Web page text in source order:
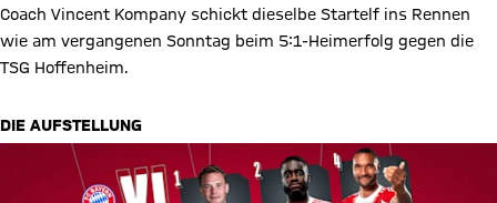
Position, in der wir sein wollten – in der Bundesliga, in der
Champions League und im Pokal. Wir wollen heute zeigen, was
wir uns vorgenommen haben. Eine gewisse Dosis
‼️ WICHTIGES UPDATE ZUR ANREISE